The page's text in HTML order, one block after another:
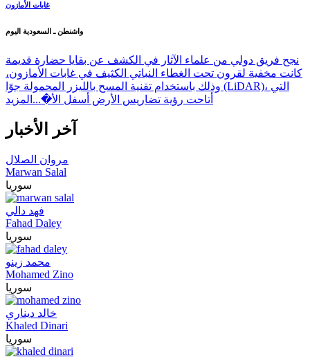
غابات الأمازون
واشنطن ـ السعودية اليوم
نجح فريق دولي من علماء الآثار في الكشف عن بقايا حضارة قديمة
كانت مخفية لقرون تحت الغطاء النباتي الكثيف في غابات الأمازون،
وذلك باستخدام تقنية المسح بالليزر المحمولة جوًا (LiDAR)، التي
أتاحت رؤية تضاريس الأرض أسفل الأ�... المزيد
آخر الأخبار
مروان الصلال
Marwan Salal
سوريا
فهد دالي
Fahad Daley
سوريا
محمد زينو
Mohamed Zino
سوريا
خالد ديناري
Khaled Dinari
سوريا